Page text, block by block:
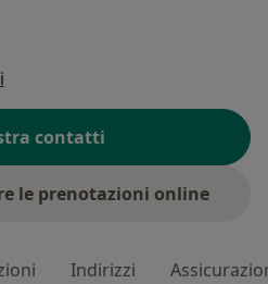
contatti
le prenotazioni online
Indirizzi